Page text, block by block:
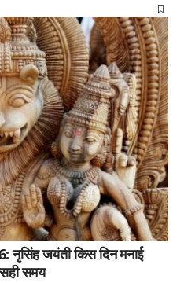
जयंती किस दिन मनाई
समय